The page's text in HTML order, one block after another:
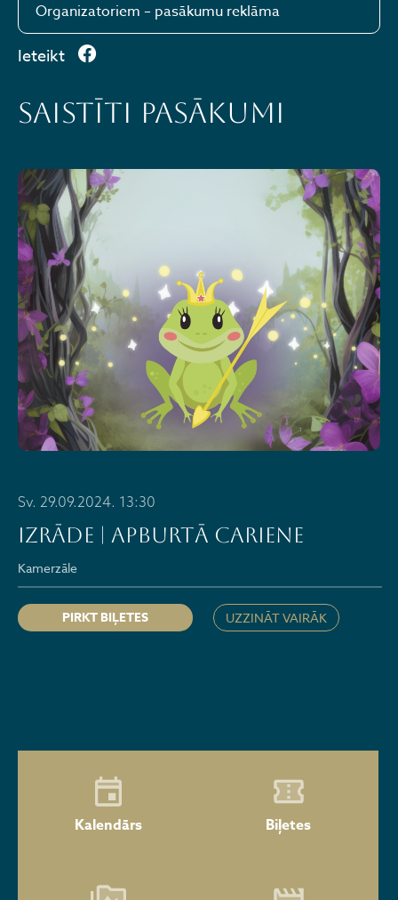
Organizatoriem – pasākumu reklāma
Ieteikt
Saistīti pasākumi
Sv. 29.09.2024. 13:30
Izrāde | APBURTĀ CARIENE
Kamerzāle
PIRKT BIĻETES UZZINĀT VAIRĀK
Kalendārs Biļetes